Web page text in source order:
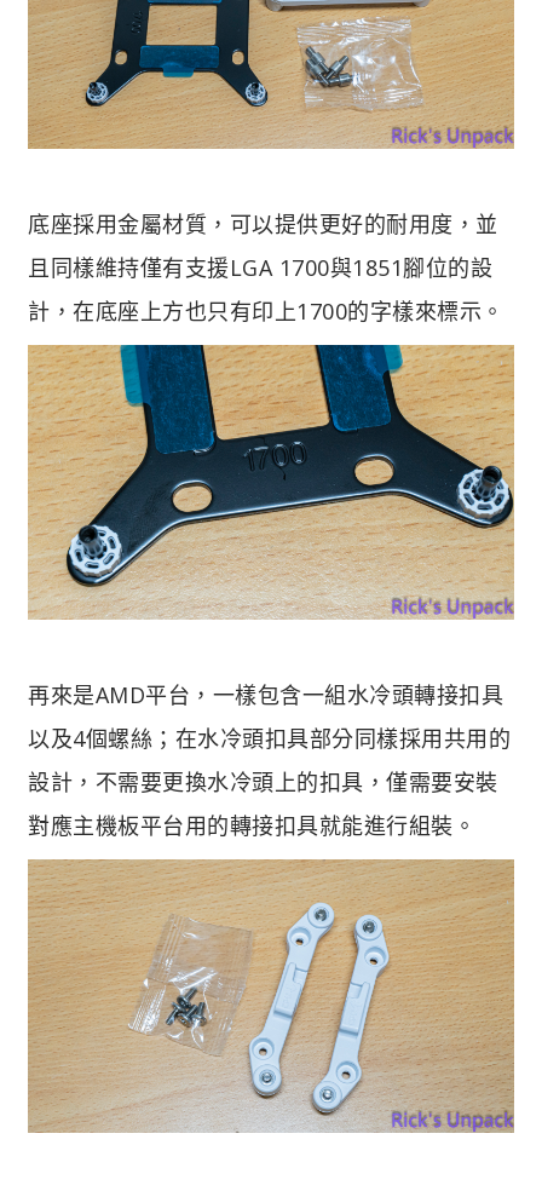
底座採用金屬材質，可以提供更好的耐用度，並
且同樣維持僅有支援LGA 1700與1851腳位的設
計，在底座上方也只有印上1700的字樣來標示。
再來是AMD平台，一樣包含一組水冷頭轉接扣具
以及4個螺絲；在水冷頭扣具部分同樣採用共用的
設計，不需要更換水冷頭上的扣具，僅需要安裝
對應主機板平台用的轉接扣具就能進行組裝。